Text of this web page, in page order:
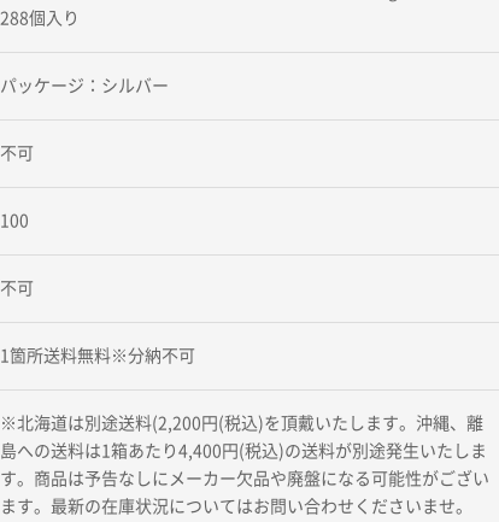
288個入り
パッケージ：シルバー
不可
100
不可
1箇所送料無料※分納不可
※北海道は別途送料(2,200円(税込)を頂戴いたします。沖縄、離
島への送料は1箱あたり4,400円(税込)の送料が別途発生いたしま
す。商品は予告なしにメーカー欠品や廃盤になる可能性がござい
ます。最新の在庫状況についてはお問い合わせくださいませ。